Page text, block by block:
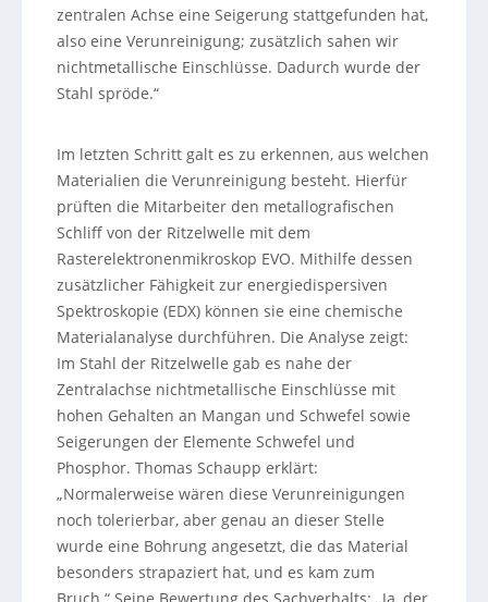
zentralen Achse eine Seigerung stattgefunden hat,
also eine Verunreinigung; zusätzlich sahen wir
nichtmetallische Einschlüsse. Dadurch wurde der
Stahl spröde.“
Im letzten Schritt galt es zu erkennen, aus welchen
Materialien die Verunreinigung besteht. Hierfür
prüften die Mitarbeiter den metallografischen
Schliff von der Ritzelwelle mit dem
Rasterelektronenmikroskop EVO. Mithilfe dessen
zusätzlicher Fähigkeit zur energiedispersiven
Spektroskopie (EDX) können sie eine chemische
Materialanalyse durchführen. Die Analyse zeigt:
Im Stahl der Ritzelwelle gab es nahe der
Zentralachse nichtmetallische Einschlüsse mit
hohen Gehalten an Mangan und Schwefel sowie
Seigerungen der Elemente Schwefel und
Phosphor. Thomas Schaupp erklärt:
„Normalerweise wären diese Verunreinigungen
noch tolerierbar, aber genau an dieser Stelle
wurde eine Bohrung angesetzt, die das Material
besonders strapaziert hat, und es kam zum